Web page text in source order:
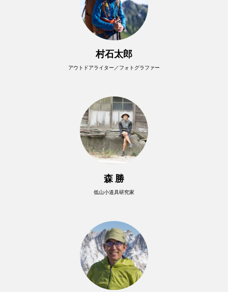
村石太郎
アウトドアライター／フォトグラファー
森 勝
低山小道具研究家